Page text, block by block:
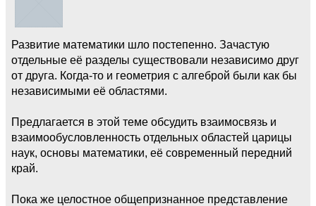
Развитие математики шло постепенно. Зачастую
отдельные её разделы существовали независимо друг
от друга. Когда-то и геометрия с алгеброй были как бы
независимыми её областями.
Предлагается в этой теме обсудить взаимосвязь и
взаимообусловленность отдельных областей царицы
наук, основы математики, её современный передний
край.
Пока же целостное общепризнанное представление